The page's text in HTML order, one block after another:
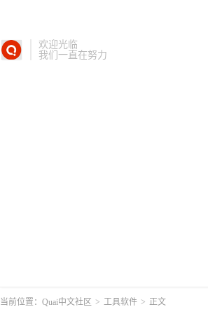
欢迎光临
我们一直在努力
当前位置： Quai中文社区 > 工具软件 > 正文